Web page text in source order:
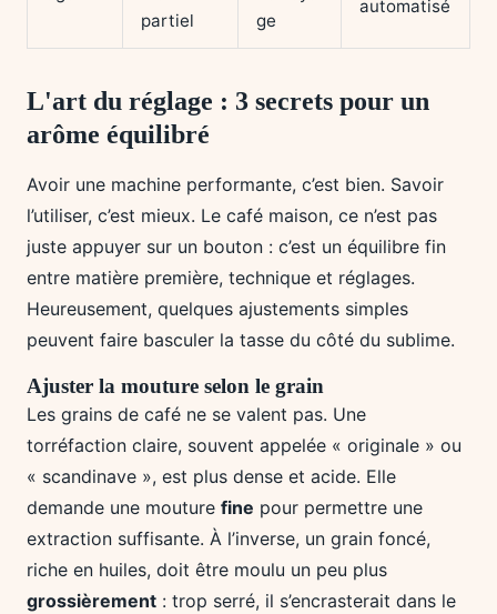
partiel
ge
automatisé
L'art du réglage : 3 secrets pour un
arôme équilibré
Avoir une machine performante, c’est bien. Savoir
l’utiliser, c’est mieux. Le café maison, ce n’est pas
juste appuyer sur un bouton : c’est un équilibre fin
entre matière première, technique et réglages.
Heureusement, quelques ajustements simples
peuvent faire basculer la tasse du côté du sublime.
Ajuster la mouture selon le grain
Les grains de café ne se valent pas. Une
torréfaction claire, souvent appelée « originale » ou
« scandinave », est plus dense et acide. Elle
demande une mouture fine pour permettre une
extraction suffisante. À l’inverse, un grain foncé,
riche en huiles, doit être moulu un peu plus
grossièrement : trop serré, il s’encrasterait dans le